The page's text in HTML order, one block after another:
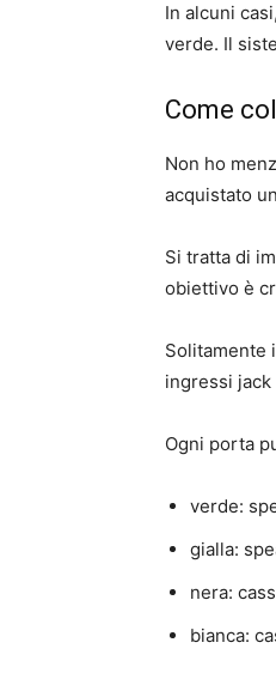
In alcuni
verde. Il
Come
Non ho
acquistato un
Si tratta di
obiettivo è
Solitamente
ingressi
Ogni porta
verde:
gialla:
nera:
bianca: